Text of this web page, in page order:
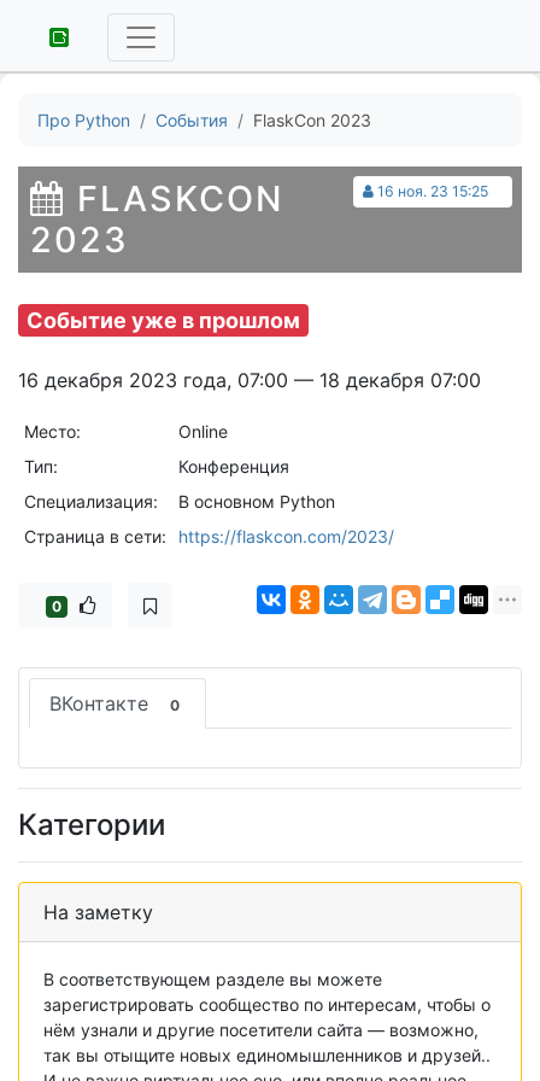
Про Python События FlaskCon 2023
16 ноя. 23 15:25
FLASKCON
2023
Событие уже в прошлом
16 декабря 2023 года, 07:00 — 18 декабря 07:00
Место:
Online
Тип:
Конференция
Специализация:
В основном Python
Страница в сети:
https://flaskcon.com/2023/
0
ВКонтакте 0
Категории
На заметку
В соответствующем разделе вы можете
зарегистрировать сообщество по интересам, чтобы о
нём узнали и другие посетители сайта — возможно,
так вы отыщите новых единомышленников и друзей..